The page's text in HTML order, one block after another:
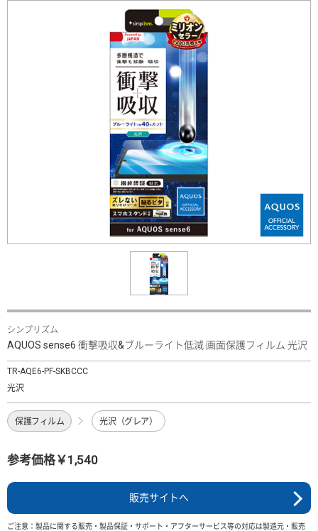
シンプリズム
AQUOS sense6 衝撃吸収&ブルーライト低減 画面保護フィルム 光沢
TR-AQE6-PF-SKBCCC
光沢
保護フィルム 光沢（グレア）
参考価格￥1,540
販売サイトへ
ご注意：製品に関する販売・製品保証・サポート・アフターサービス等の対応は製造元・販売